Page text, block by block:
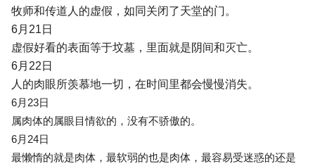
牧师和传道人的虚假，如同关闭了天堂的门。
6月21日
虚假好看的表面等于坟墓，里面就是阴间和灭亡。
6月22日
人的肉眼所羡慕地一切，在时间里都会慢慢消失。
6月23日
属肉体的属眼目情欲的，没有不骄傲的。
6月24日
最懒惰的就是肉体，最软弱的也是肉体，最容易受迷惑的还是